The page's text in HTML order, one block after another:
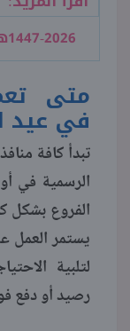
2026-1447هـ.. عيد الفطر امتى؟
متى
في عيد
تبدأ كافة
الرسمية في
الفروع بشكل
يستمر العمل
لتلبية
رصيد أو دفع